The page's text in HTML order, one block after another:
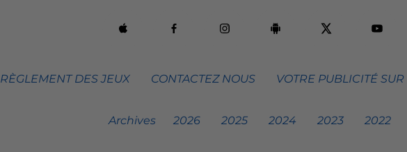
RÈGLEMENT DES JEUX CONTACTEZ NOUS VOTRE PUBLICITÉ
Archives 2026 2025 2024 2023 2022